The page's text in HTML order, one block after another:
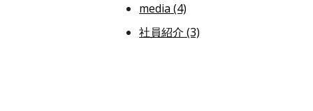
media(4)
社員紹介(3)